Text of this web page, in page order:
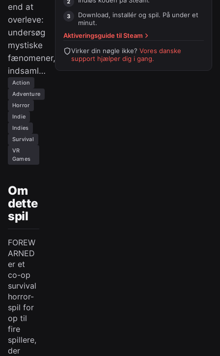
end at
overleve:
undersøg
mystiske
fænomener,
indsaml…
Action
Adventure
Horror
Indie
Indies
Survival
VR
Games
Download, installér og spil. På under et
minut.
Aktiveringsguide tilSteam
Virker din nøgle ikke? Vores danske
support hjælper dig i gang.
Om
dette
spil
FOREW
ARNED
er et
co-op
survival
horror-
spil for
op til
fire
spillere,
der